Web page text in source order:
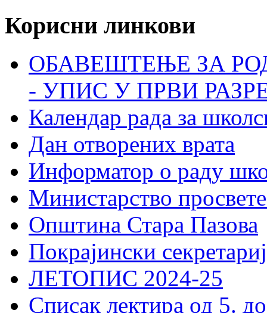
Корисни линкови
ОБАВЕШТЕЊЕ ЗА
- УПИС У ПРВИ
Календар рада за
Дан отворених врата
Информатор о раду
Министарство
Општина Стара Пазова
Покрајински
ЛЕТОПИС 2024-25
Списак лектира од 5.